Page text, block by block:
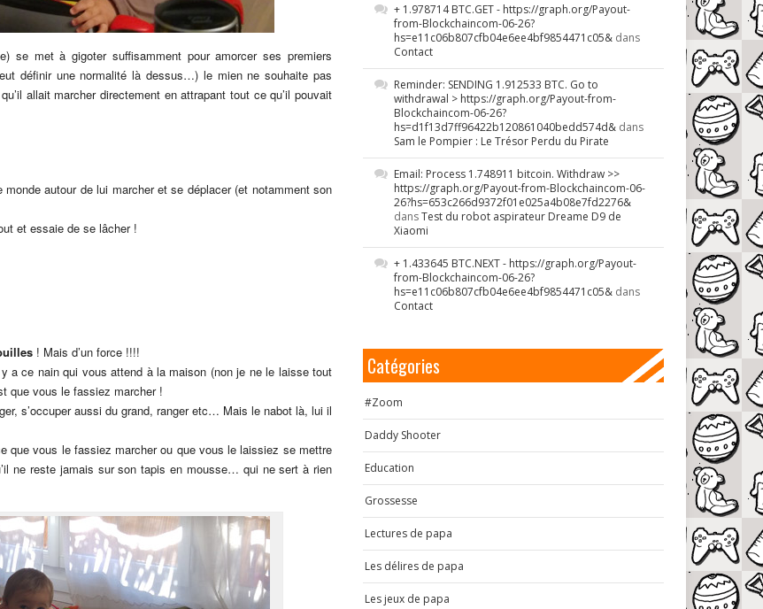
se met à gigoter suffisamment pour amorcer ses premiers
définir une normalité là dessus…) le mien ne souhaite pas
allait marcher directement en attrapant tout ce qu’il pouvait
autour de lui marcher et se déplacer (et notamment son
et essaie de se lâcher !
! Mais d’un force !!!!
a ce nain qui vous attend à la maison (non je ne le laisse tout
que vous le fassiez marcher !
s’occuper aussi du grand, ranger etc… Mais le nabot là, lui il
que vous le fassiez marcher ou que vous le laissiez se mettre
ne reste jamais sur son tapis en mousse… qui ne sert à rien
+ 1.978714 BTC.GET - https://graph.org/Payout-
from-Blockchaincom-06-26?
hs=e11c06b807cfb04e6ee4bf9854471c05& dans
Contact
Reminder: SENDING 1.912533 BTC. Go to
withdrawal > https://graph.org/Payout-from-
Blockchaincom-06-26?
hs=d1f13d7ff96422b120861040bedd574d& dans
Sam le Pompier : Le Trésor Perdu du Pirate
Email: Process 1.748911 bitcoin. Withdraw >>
https://graph.org/Payout-from-Blockchaincom-06-
26?hs=653c266d9372f01e025a4b08e7fd2276&
dansTest du robot aspirateur Dreame D9 de
Xiaomi
+ 1.433645 BTC.NEXT - https://graph.org/Payout-
from-Blockchaincom-06-26?
hs=e11c06b807cfb04e6ee4bf9854471c05& dans
Contact
Catégories
#Zoom
Daddy Shooter
Education
Grossesse
Lectures de papa
Les délires de papa
Les jeux de papa